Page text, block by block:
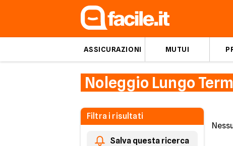
ASSICURAZIONI MUTUI
Noleggio Lungo
Filtra i risultati
Salva questa ricerca